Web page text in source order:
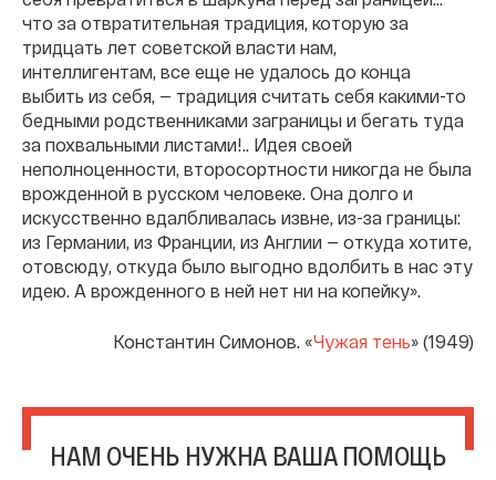
что за отвратительная традиция, которую за
тридцать лет советской власти нам,
интеллигентам, все еще не удалось до конца
выбить из себя, — традиция считать себя какими-то
бедными родственниками заграницы и бегать туда
за похвальными листами!.. Идея своей
неполноценности, второсортности никогда не была
врожденной в русском человеке. Она долго и
искусственно вдалбливалась извне, из-за границы:
из Германии, из Франции, из Англии — откуда хотите,
отовсюду, откуда было выгодно вдолбить в нас эту
идею. А врожденного в ней нет ни на копейку».
Константин Симонов. «Чужая тень» (1949)
НАМ ОЧЕНЬ НУЖНА ВАША ПОМОЩЬ